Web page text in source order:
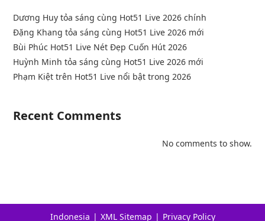
Dương Huy tỏa sáng cùng Hot51 Live 2026 chính
Đặng Khang tỏa sáng cùng Hot51 Live 2026 mới
Bùi Phúc Hot51 Live Nét Đẹp Cuốn Hút 2026
Huỳnh Minh tỏa sáng cùng Hot51 Live 2026 mới
Phạm Kiệt trên Hot51 Live nổi bật trong 2026
Recent Comments
No comments to show.
Indonesia XML Sitemap Privacy Policy